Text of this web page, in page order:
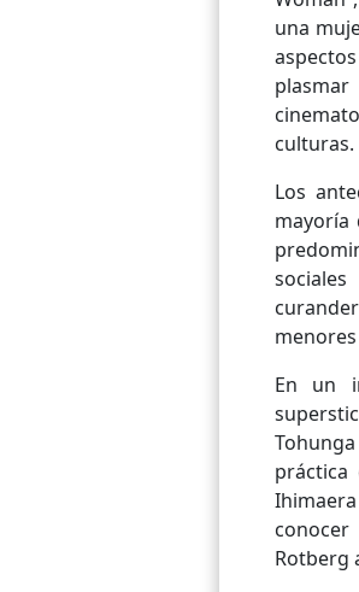
una
culturas.
Los
mayoría
En un
práctica
Rotberg